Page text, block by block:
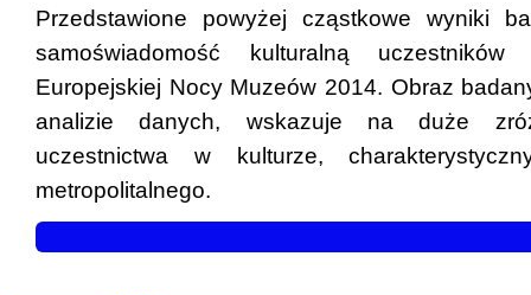
Przedstawione powyżej cząstkowe wyniki
samoświadomość kulturalną uczestników
Europejskiej Nocy Muzeów 2014. Obraz
analizie danych, wskazuje na duże
uczestnictwa w kulturze,
metropolitalnego.